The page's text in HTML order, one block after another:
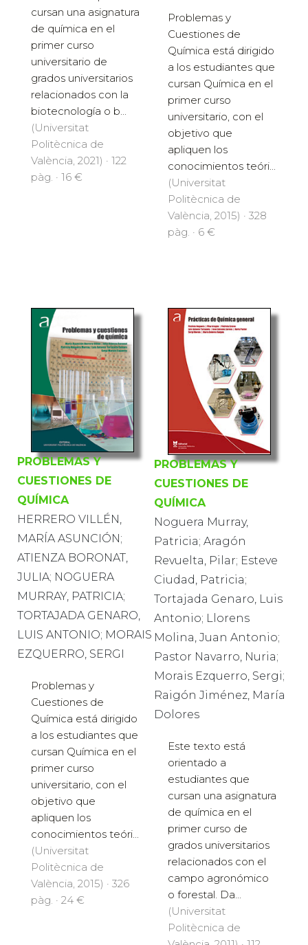
cursan una asignatura
de química en el
primer curso
universitario de
grados universitarios
relacionados con la
biotecnología o b...
(Universitat
Politècnica de
València, 2021) · 122
pàg. · 16 €
Problemas y
Cuestiones de
Química está dirigido
a los estudiantes que
cursan Química en el
primer curso
universitario, con el
objetivo que
apliquen los
conocimientos teóri...
(Universitat
Politècnica de
València, 2015) · 328
pàg. · 6 €
PROBLEMAS Y
CUESTIONES DE
QUÍMICA
HERRERO VILLÉN,
MARÍA ASUNCIÓN;
ATIENZA BORONAT,
JULIA; NOGUERA
MURRAY, PATRICIA;
TORTAJADA GENARO,
LUIS ANTONIO; MORAIS
EZQUERRO, SERGI
Problemas y
Cuestiones de
Química está dirigido
a los estudiantes que
cursan Química en el
primer curso
universitario, con el
objetivo que
apliquen los
conocimientos teóri...
(Universitat
Politècnica de
València, 2015) · 326
pàg. · 24 €
PROBLEMAS Y
CUESTIONES DE
QUÍMICA
Noguera Murray,
Patricia; Aragón
Revuelta, Pilar; Esteve
Ciudad, Patricia;
Tortajada Genaro, Luis
Antonio; Llorens
Molina, Juan Antonio;
Pastor Navarro, Nuria;
Morais Ezquerro, Sergi;
Raigón Jiménez, María
Dolores
Este texto está
orientado a
estudiantes que
cursan una asignatura
de química en el
primer curso de
grados universitarios
relacionados con el
campo agronómico
o forestal. Da...
(Universitat
Politècnica de